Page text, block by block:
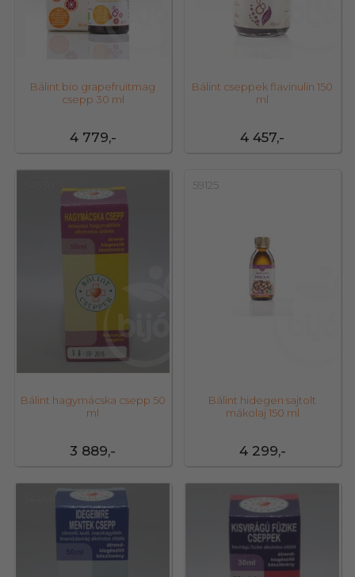
4 779,-
Bálint bio grapefruitmag
csepp 30 ml
4 457,-
Bálint cseppek flavinulin 150
ml
3 889,-
Bálint hagymácska csepp 50
ml
59125
4 299,-
Bálint hidegen sajtolt
mákolaj 150 ml